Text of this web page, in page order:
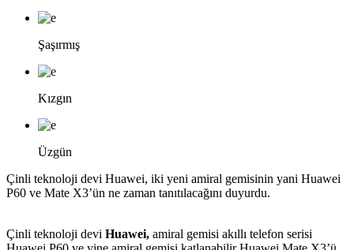
Şaşırmış
Kızgın
Üzgün
Çinli teknoloji devi Huawei, iki yeni amiral gemisinin yani Huawei
P60 ve Mate X3’ün ne zaman tanıtılacağını duyurdu.
Çinli teknoloji devi Huawei, amiral gemisi akıllı telefon serisi